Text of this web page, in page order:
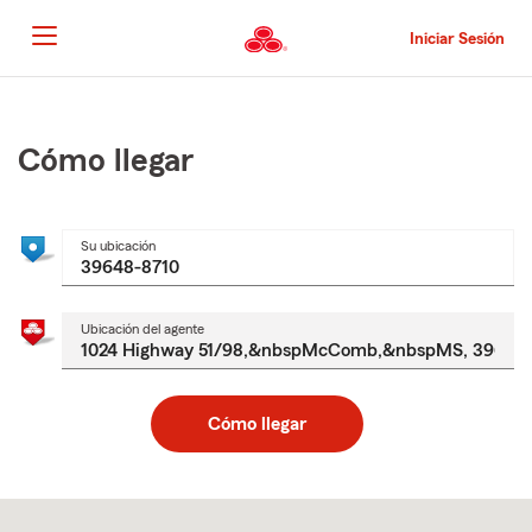
al
contenido
principal
Iniciar Sesión
principal
Cómo llegar
Su ubicación
Ubicación del agente
Cómo llegar
to